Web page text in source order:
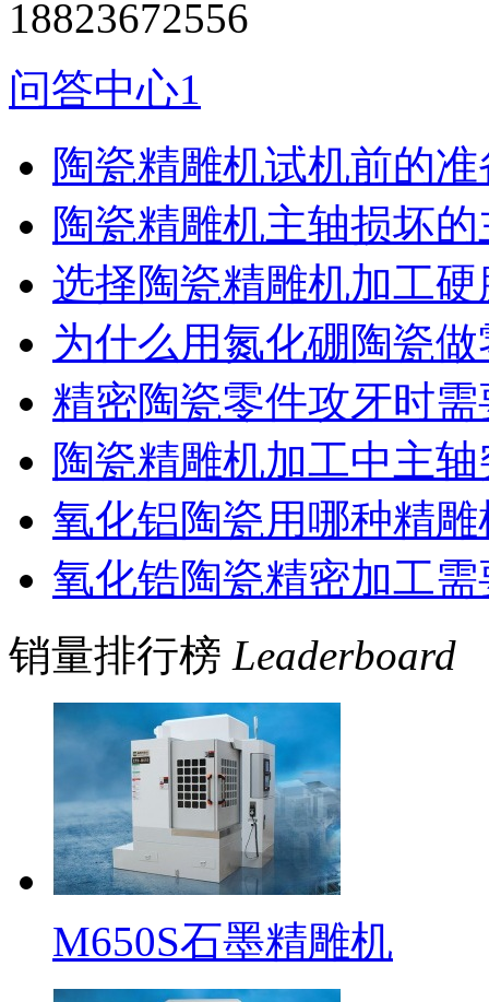
18823672556
问答中心1
陶瓷精雕机试机前的
陶瓷精雕机主轴损坏
选择陶瓷精雕机加工
为什么用氮化硼陶瓷
精密陶瓷零件攻牙时
陶瓷精雕机加工中主
氧化铝陶瓷用哪种精
氧化锆陶瓷精密加工
销量排行榜 Leaderboard
M650S石墨精雕机